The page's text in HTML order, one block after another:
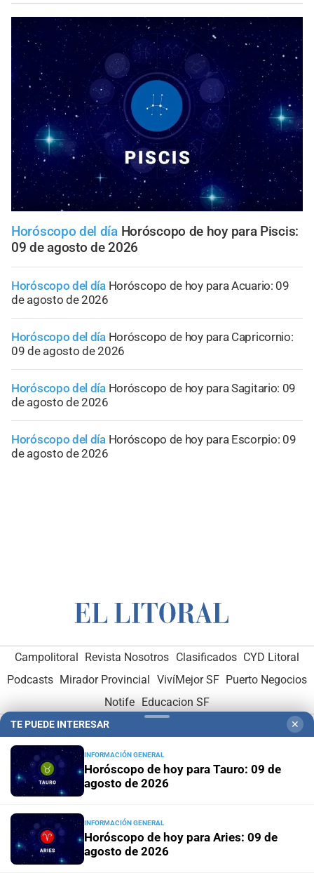
Horóscopo del día Horóscopo de hoy para Piscis:
09 de agosto de 2026
Horóscopo del día Horóscopo de hoy para Acuario: 09
de agosto de 2026
Horóscopo del día Horóscopo de hoy para Capricornio:
09 de agosto de 2026
Horóscopo del día Horóscopo de hoy para Sagitario: 09
de agosto de 2026
Horóscopo del día Horóscopo de hoy para Escorpio: 09
de agosto de 2026
Campolitoral Revista Nosotros Clasificados CYD Litoral
Podcasts Mirador Provincial VivíMejor SF Puerto Negocios
Notife Educacion SF
Administración y Publicidad-Elementos institucionales
Opcionales con El Litoral
TE PUEDE INTERESAR ✕
INFORMACIÓN GENERAL
Horóscopo de hoy para Tauro: 09 de
agosto de 2026
INFORMACIÓN GENERAL
Horóscopo de hoy para Aries: 09 de
agosto de 2026